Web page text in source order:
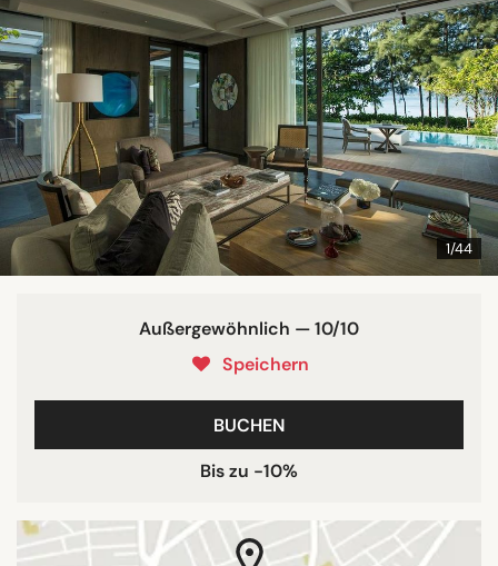
1/44
Außergewöhnlich — 10/10
Speichern
BUCHEN
Bis zu -10%